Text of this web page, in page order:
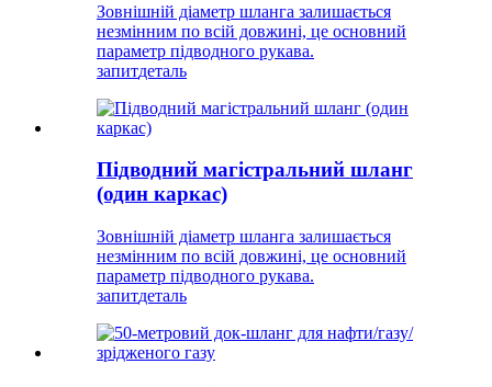
Зовнішній діаметр шланга залишається
незмінним по всій довжині, це основний
параметр підводного рукава.
запитдеталь
Підводний магістральний шланг
(один каркас)
Зовнішній діаметр шланга залишається
незмінним по всій довжині, це основний
параметр підводного рукава.
запитдеталь